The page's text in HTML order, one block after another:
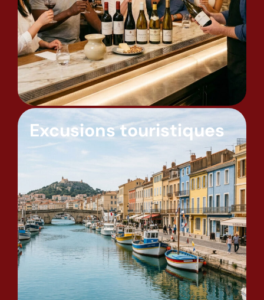
Excusions touristiques